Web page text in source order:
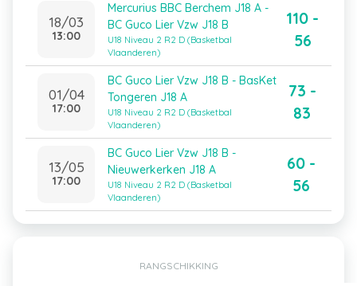
18/03
13:00
Mercurius BBC Berchem J18 A -
BC Guco Lier Vzw J18 B
U18 Niveau 2 R2 D (Basketbal
Vlaanderen)
110 -
56
01/04
17:00
BC Guco Lier Vzw J18 B - BasKet
Tongeren J18 A
U18 Niveau 2 R2 D (Basketbal
Vlaanderen)
73 -
83
13/05
17:00
BC Guco Lier Vzw J18 B -
Nieuwerkerken J18 A
U18 Niveau 2 R2 D (Basketbal
Vlaanderen)
60 -
56
RANGSCHIKKING